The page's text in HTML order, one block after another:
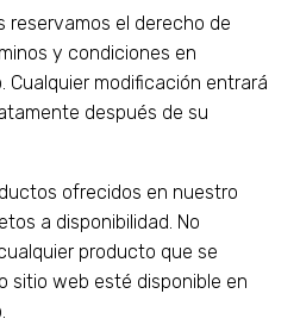
reservamos el derecho de
y condiciones en
Cualquier modificación entrará
después de su
ofrecidos en nuestro
a disponibilidad. No
producto que se
sitio web esté disponible en